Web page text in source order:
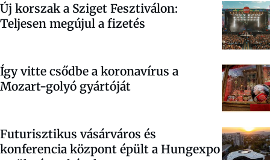
Új korszak a Sziget Fesztiválon:
Teljesen megújul a fizetés
Így vitte csődbe a koronavírus a
Mozart-golyó gyártóját
Futurisztikus vásárváros és
konferencia központ épült a Hungexpo